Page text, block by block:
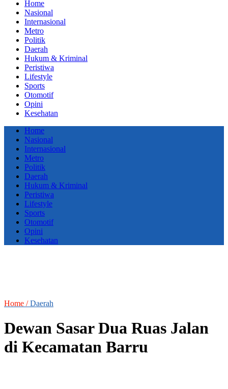
Home
Nasional
Internasional
Metro
Politik
Daerah
Hukum & Kriminal
Peristiwa
Lifestyle
Sports
Otomotif
Opini
Kesehatan
Home
Nasional
Internasional
Metro
Politik
Daerah
Hukum & Kriminal
Peristiwa
Lifestyle
Sports
Otomotif
Opini
Kesehatan
Home /Daerah
Dewan Sasar Dua Ruas Jalan
di Kecamatan Barru